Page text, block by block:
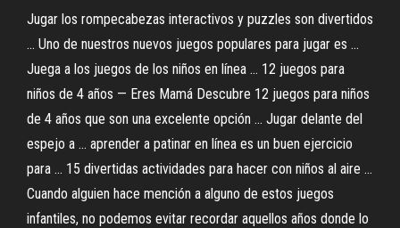
Jugar los rompecabezas interactivos y puzzles son divertidos
... Uno de nuestros nuevos juegos populares para jugar es ...
Juega a los juegos de los niños en línea ... 12 juegos para
niños de 4 años — Eres Mamá Descubre 12 juegos para niños
de 4 años que son una excelente opción ... Jugar delante del
espejo a ... aprender a patinar en línea es un buen ejercicio
para ... 15 divertidas actividades para hacer con niños al aire ...
Cuando alguien hace mención a alguno de estos juegos
infantiles, no podemos evitar recordar aquellos años donde lo